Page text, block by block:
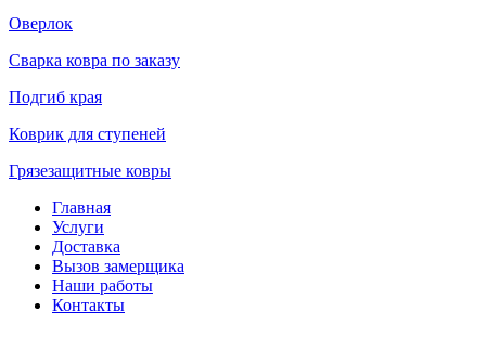
Оверлок
Сварка ковра по заказу
Подгиб края
Коврик для ступеней
Грязезащитные ковры
Главная
Услуги
Доставка
Вызов замерщика
Наши работы
Контакты